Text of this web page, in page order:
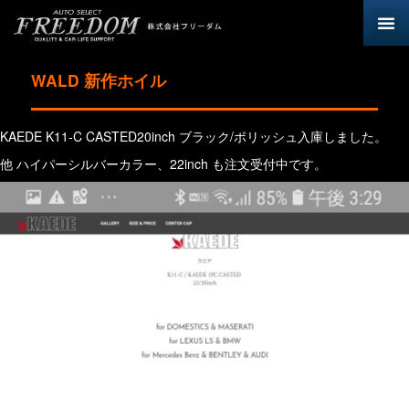
WALD 新作ホイル
KAEDE K11-C CASTED20inch ブラック/ポリッシュ入庫しました。
他 ハイパーシルバーカラー、22inch も注文受付中です。